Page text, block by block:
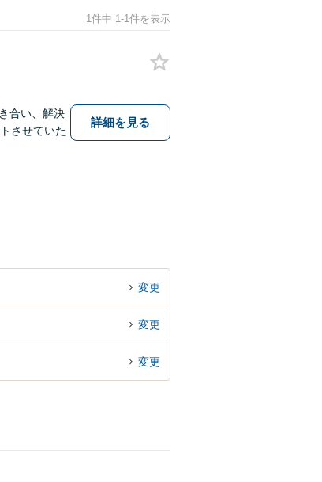
1件中 1-1件を表示
合い、解決
させていた
詳細を見る
変更
変更
変更